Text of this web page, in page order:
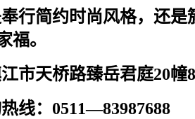
行简约时尚风格，还
福。
市天桥路臻岳君庭20幢
线： 0511—83987688